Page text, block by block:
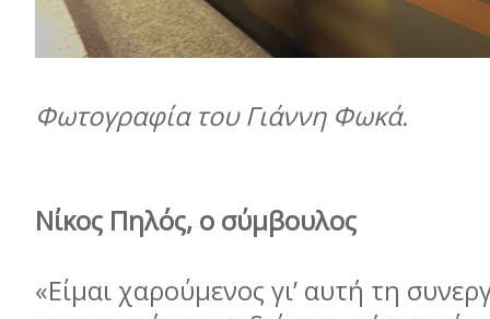
Φωτογραφία του Γιάννη Φωκά.
Νίκος Πηλός, ο σύµβουλος
«Είµαι χαρούµενος γι’ αυτή τη